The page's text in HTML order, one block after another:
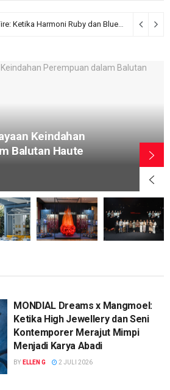
BRI JF3 Fashion Festival 2026 Tegaskan Perannya sebagai Penggerak Ekosistem Fashion Indonesia
Keindahan
Balutan Haute
MONDIAL Dreams x Mangmoel:
Ketika High Jewellery dan Seni
Kontemporer Merajut Mimpi
Menjadi Karya Abadi
BY ELLEN G 2 JULI 2026